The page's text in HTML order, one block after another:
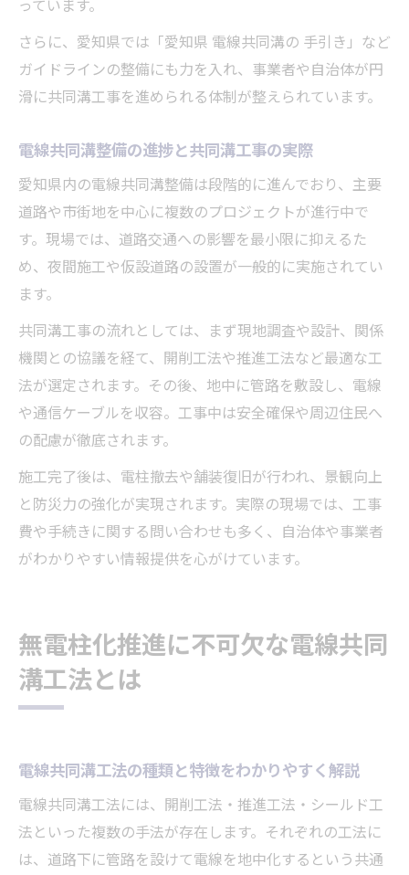
っています。
さらに、愛知県では「愛知県 電線共同溝の 手引き」など
ガイドラインの整備にも力を入れ、事業者や自治体が円
滑に共同溝工事を進められる体制が整えられています。
電線共同溝整備の進捗と共同溝工事の実際
愛知県内の電線共同溝整備は段階的に進んでおり、主要
道路や市街地を中心に複数のプロジェクトが進行中で
す。現場では、道路交通への影響を最小限に抑えるた
め、夜間施工や仮設道路の設置が一般的に実施されてい
ます。
共同溝工事の流れとしては、まず現地調査や設計、関係
機関との協議を経て、開削工法や推進工法など最適な工
法が選定されます。その後、地中に管路を敷設し、電線
や通信ケーブルを収容。工事中は安全確保や周辺住民へ
の配慮が徹底されます。
施工完了後は、電柱撤去や舗装復旧が行われ、景観向上
と防災力の強化が実現されます。実際の現場では、工事
費や手続きに関する問い合わせも多く、自治体や事業者
がわかりやすい情報提供を心がけています。
無電柱化推進に不可欠な電線共同
溝工法とは
電線共同溝工法の種類と特徴をわかりやすく解説
電線共同溝工法には、開削工法・推進工法・シールド工
法といった複数の手法が存在します。それぞれの工法に
は、道路下に管路を設けて電線を地中化するという共通